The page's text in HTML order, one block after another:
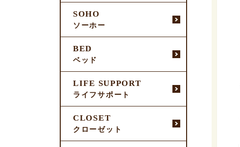
SOHO
ソーホー
BED
ベッド
LIFE SUPPORT
ライフサポート
CLOSET
クローゼット